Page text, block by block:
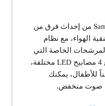
تمكنت التكنولوجيا العملاقة Samsung من إحداث فرق من
الهواء، مع نظام
3 خطوات والمرشحات الخاصة التي
تظهر على الفور مستوى الغبار مع 4 مصابيح LED مختلفة،
للأطفال، يمكنك
صوت منخفض.